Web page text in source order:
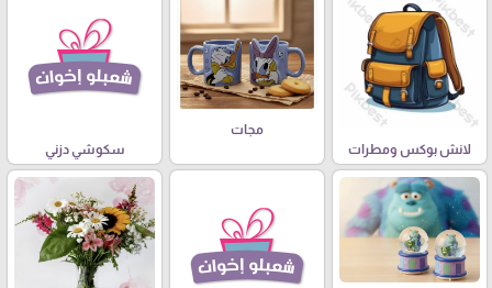
لانش بوكس ومطرات
مجات
سكوشي دزني